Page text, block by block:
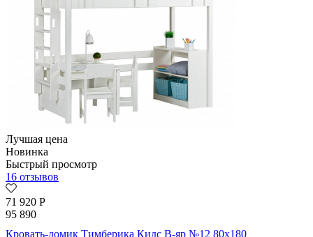
Лучшая цена
Новинка
Быстрый просмотр
16 отзывов
71 920 Р
95 890
Кровать-домик Тимберика Кидс В-яр №12 80х180